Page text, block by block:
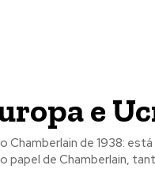
e
Chamberlain de 1938:
de Chamberlain,